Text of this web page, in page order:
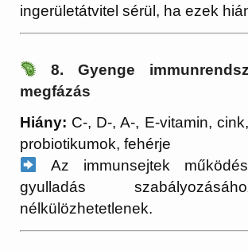
ingerületátvitel sérül, ha ezek
8. Gyenge
megfázás
Hiány: C-, D-, A-, E-vitamin,
probiotikumok, fehérje
Az immunsejtek
gyulladás
nélkülözhetetlenek.